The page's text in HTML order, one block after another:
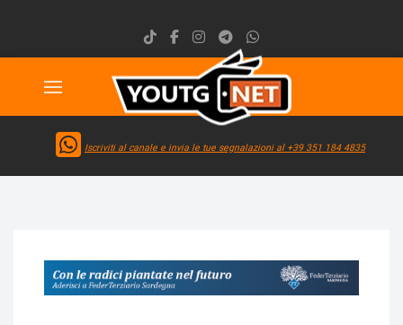
Iscriviti al canale e invia le tue segnalazioni al +39 351 184 4835